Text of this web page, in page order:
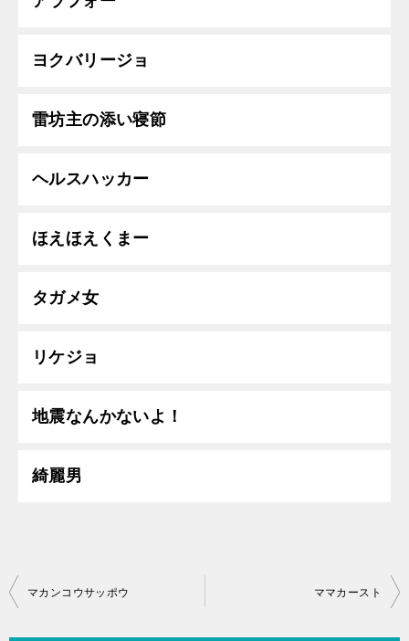
ヨクバリージョ
雷坊主の添い寝節
ヘルスハッカー
ほえほえくまー
タガメ女
リケジョ
地震なんかないよ！
綺麗男
投
マカンコウサッポウ ママカースト